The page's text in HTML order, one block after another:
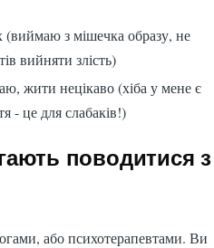
(виймаю з мішечка образу, не
вийняти злість)
жити нецікаво (хіба у мене є
- це для слабаків!)
поводитися з
або психотерапевтами. Ви